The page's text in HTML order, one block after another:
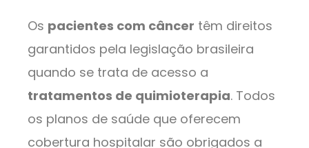
Os pacientes com câncer têm direitos
garantidos pela legislação brasileira
quando se trata de acesso a
tratamentos de quimioterapia. Todos
os planos de saúde que oferecem
cobertura hospitalar são obrigados a